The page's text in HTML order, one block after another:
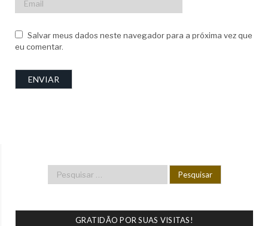
Salvar meus dados neste navegador para a próxima vez que
eu comentar.
GRATIDÃO POR SUAS VISITAS!